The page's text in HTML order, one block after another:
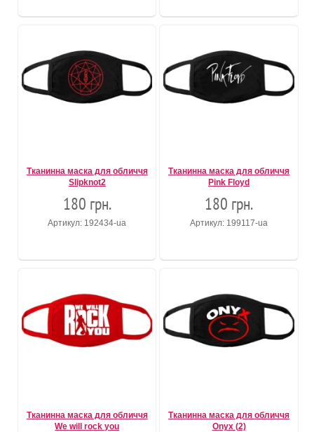
Тканинна маска для обличчя
Slipknot2
180 грн.
Артикул: 192434-ua
Тканинна маска для обличчя
Pink Floyd
180 грн.
Артикул: 199117-ua
Тканинна маска для обличчя
We will rock you
Тканинна маска для обличчя
Onyx (2)